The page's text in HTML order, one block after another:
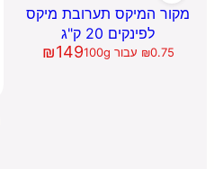
⁦₪380⁩
מקור המיקס תערובת מיקס
לפינקים 20 ק"ג
₪149 ₪0.75 עבור 100g